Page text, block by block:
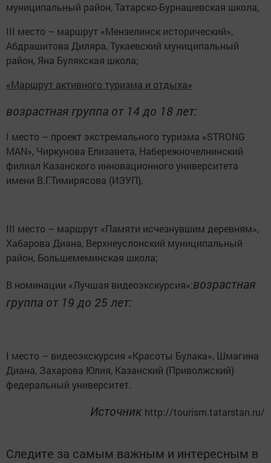
муниципальный район, Татарско-Бурнашевская школа,
III место – маршрут «Мензелинск исторический»,
Абдрашитова Диляра, Тукаевский муниципальный
район, Яна Булякская школа;
«Маршрут активного туризма и отдыха»
возрастная группа от 14 до 18 лет:
I место – проект экстремального туризма «STRONG
MAN», Чиркунова Елизавета, Набережночелнинский
филиал Казанского инновационного университета
имени В.Г.Тимирясова (ИЭУП),
III место – маршрут «Памяти исчезнувшим деревням»,
Хабарова Диана, Верхнеуслонский муниципальный
район, Большемеминская школа;
В номинации «Лучшая видеоэкскурсия»:возрастная
группа от 19 до 25 лет:
I место – видеоэкскурсия «Красоты Булака», Шмагина
Диана, Захарова Юлия, Казанский (Приволжский)
федеральный университет.
Источник http://tourism.tatarstan.ru/
Следите за самым важным и интересным в